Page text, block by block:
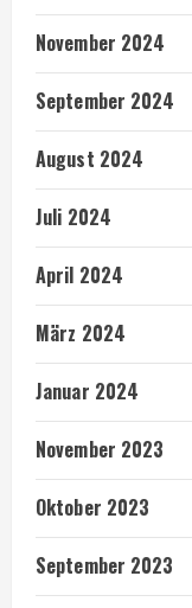
November 2024
September 2024
August 2024
Juli 2024
April 2024
März 2024
Januar 2024
November 2023
Oktober 2023
September 2023